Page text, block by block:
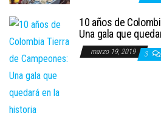
10 años de
Una gala que
marzo 19, 2019 3